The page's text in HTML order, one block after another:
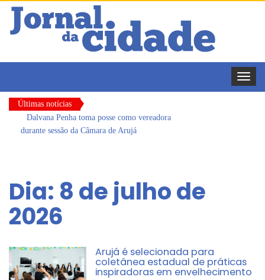
Toggle
Últimas notícias
Dalvana Penha toma posse como vereadora
durante sessão da Câmara de Arujá
Arujá promove 2º encontro da Jornada de
Conhecimento em Bem-Estar Animal no Parque
dos Ipês
Arujá não registra casos de sarampo há 6 anos
Vereadores Mirins iniciam jornada no Legislativo
Dia: 8 de julho de
2026
Arujá é selecionada para
coletânea estadual de práticas
inspiradoras em envelhecimento